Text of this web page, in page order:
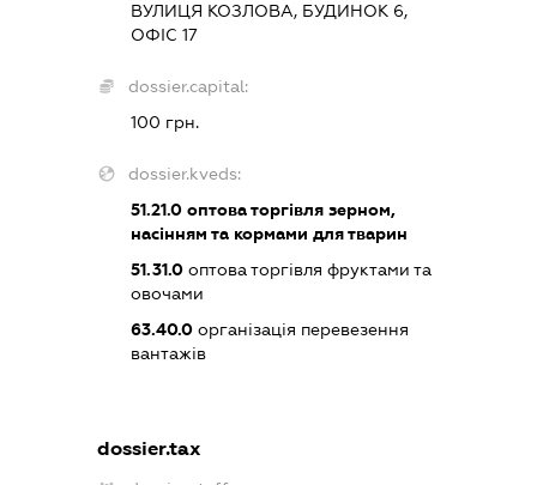
ВУЛИЦЯ КОЗЛОВА, БУДИНОК 6,
ОФІС 17
dossier.capital:
100 грн.
dossier.kveds:
51.21.0 оптова торгівля зерном,
насінням та кормами для тварин
51.31.0 оптова торгівля фруктами та
овочами
63.40.0 організація перевезення
вантажів
dossier.tax